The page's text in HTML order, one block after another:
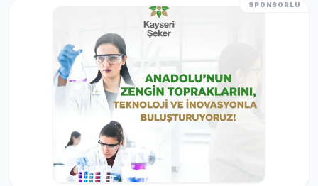
SPONSORLU